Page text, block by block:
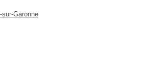
Garonne